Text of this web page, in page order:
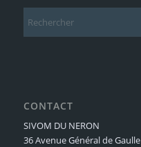
CONTACT
SIVOM DU NERON
36 Avenue Général de Gaulle